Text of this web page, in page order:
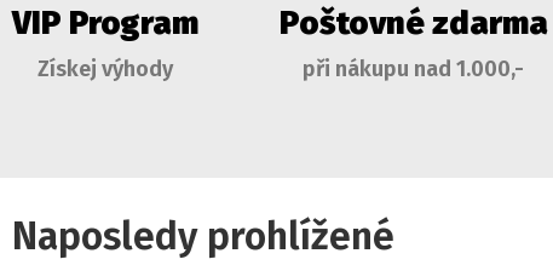
VIP Program
Získej výhody
Poštovné zdarma
při nákupu nad 1.000,-
Naposledy prohlížené